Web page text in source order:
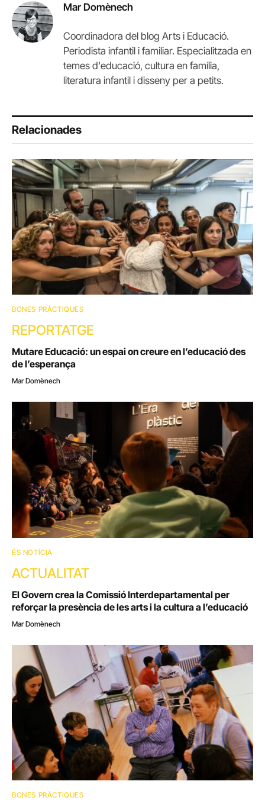
Mar Domènech
Coordinadora del blog Arts i Educació.
Periodista infantil i familiar. Especialitzada en
temes d'educació, cultura en família,
literatura infantil i disseny per a petits.
Relacionades
BONES PRÀCTIQUES
REPORTATGE
Mutare Educació: un espai on creure en l’educació des
de l’esperança
Mar Domènech
ÉS NOTÍCIA
ACTUALITAT
El Govern crea la Comissió Interdepartamental per
reforçar la presència de les arts i la cultura a l’educació
Mar Domènech
BONES PRÀCTIQUES